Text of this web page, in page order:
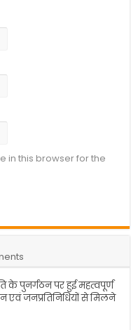
in this browser for the
के पुनर्गठन पर हुई महत्वपूर्ण
जनप्रतिनिधियों से मिलने